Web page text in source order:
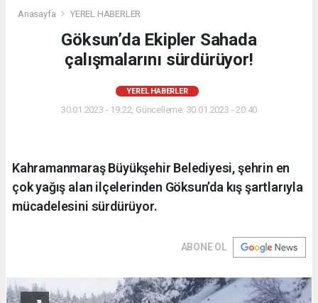
Anasayfa YEREL HABERLER
Göksun’da Ekipler Sahada
çalışmalarını sürdürüyor!
YEREL HABERLER
30.01.2023 - 19:22, Güncelleme: 30.01.2023 - 20:40
Kahramanmaraş Büyükşehir Belediyesi, şehrin en
çok yağış alan ilçelerinden Göksun’da kış şartlarıyla
mücadelesini sürdürüyor.
ABONE OL